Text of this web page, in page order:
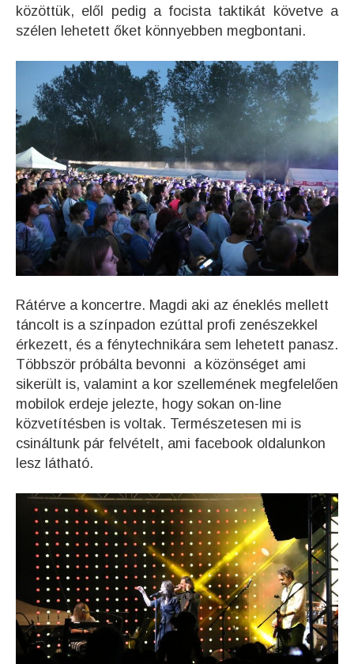
közöttük, elől pedig a focista taktikát követve a
szélen lehetett őket könnyebben megbontani.
Rátérve a koncertre. Magdi aki az éneklés mellett
táncolt is a színpadon ezúttal profi zenészekkel
érkezett, és a fénytechnikára sem lehetett panasz.
Többször próbálta bevonni a közönséget ami
sikerült is, valamint a kor szellemének megfelelően
mobilok erdeje jelezte, hogy sokan on-line
közvetítésben is voltak. Természetesen mi is
csináltunk pár felvételt, ami facebook oldalunkon
lesz látható.